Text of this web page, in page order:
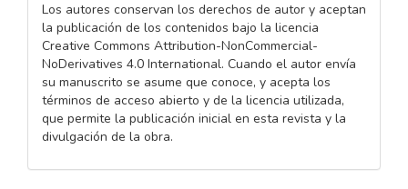
Los autores conservan los derechos de autor y aceptan
la publicación de los contenidos bajo la licencia
Creative Commons Attribution-NonCommercial-
NoDerivatives 4.0 International. Cuando el autor envía
su manuscrito se asume que conoce, y acepta los
términos de acceso abierto y de la licencia utilizada,
que permite la publicación inicial en esta revista y la
divulgación de la obra.